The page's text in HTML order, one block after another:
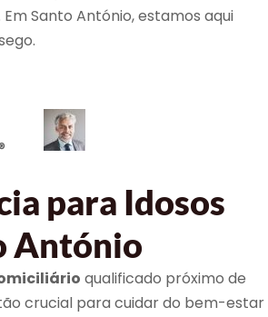
Santo António, estamos aqui
para Idosos
António
qualificado próximo de
crucial para cuidar do bem-estar